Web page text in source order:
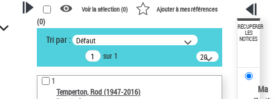
VOTRE RECHERCHE
Recherche avancée dans les
notices d’autorité
Œuvres liées à l'auteur :
Temperton, Rod (1947-2016)
Voir la sélection (0) Ajouter à mes références
(0)
Tri par : Défaut
sur 1
20
résultats/page
1
Temperton, Rod (1947-2016)
RÉCUPÉRER
LES
NOTICES
Ma